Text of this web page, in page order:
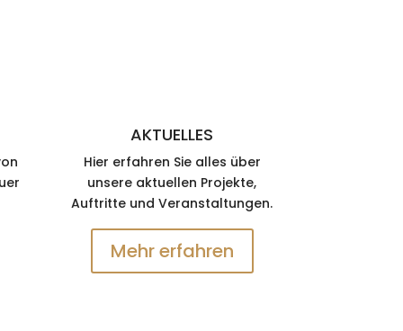
AKTUELLES
Hier erfahren Sie alles über
unsere aktuellen Projekte,
Auftritte und Veranstaltungen.
Mehr erfahren